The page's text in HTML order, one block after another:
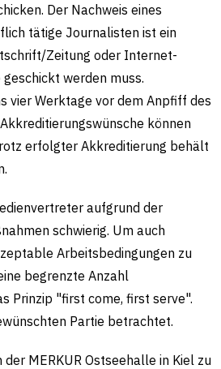
Der Nachweis eines
tätige Journalisten ist ein
Zeitung oder Internet-
werden muss.
vier Werktage vor dem Anpfiff des
können
erfolgter Akkreditierung behält
aufgrund der
schwierig. Um auch
Arbeitsbedingungen zu
begrenzte Anzahl
Prinzip "first come, first serve".
Partie betrachtet.
der MERKUR Ostseehalle in Kiel zu